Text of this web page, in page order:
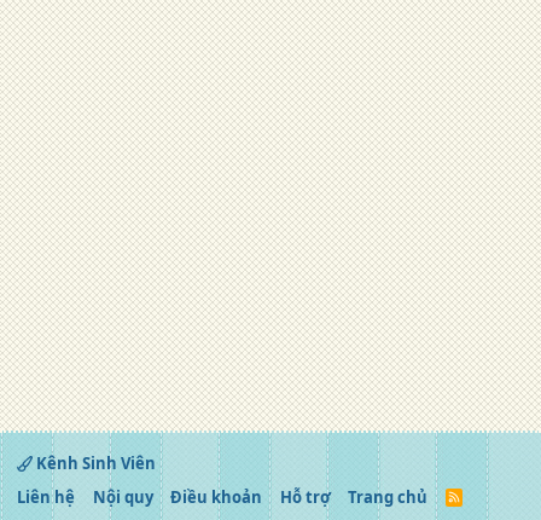
Kênh Sinh Viên
Liên hệ
Nội quy Điều khoản Hỗ trợ Trang chủ
R